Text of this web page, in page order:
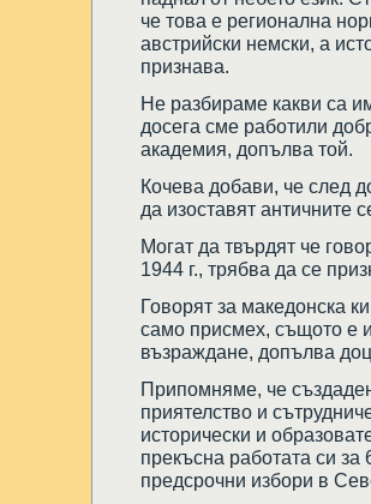
че това е регионална
австрийски немски, а
признава.
Не разбираме какви са
досега сме работили
академия, допълва той.
Кочева добави, че след
да изоставят античните
Могат да твърдят че
1944 г., трябва да се
Говорят за македонска
само присмех, същото е
възраждане, допълва
Припомняме, че
приятелство и
исторически и
прекъсна работата си
предсрочни избори в